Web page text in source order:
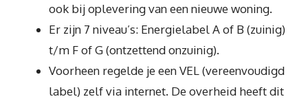
ook bij oplevering van een nieuwe woning.
Er zijn 7 niveau’s: Energielabel A of B (zuinig)
t/m F of G (ontzettend onzuinig).
Voorheen regelde je een VEL (vereenvoudigd
label) zelf via internet. De overheid heeft dit